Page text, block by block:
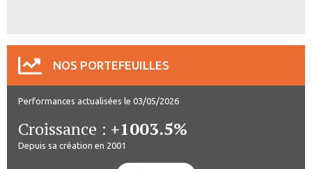
NOS PORTEFEUILLES
Performances actualisées le 03/05/2026
Croissance : +1003.5%
Depuis sa création en 2001